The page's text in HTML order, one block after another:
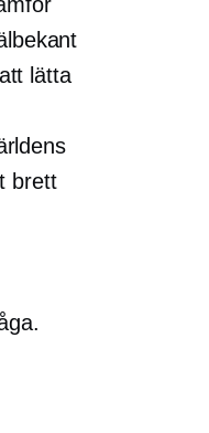
lätta
brett